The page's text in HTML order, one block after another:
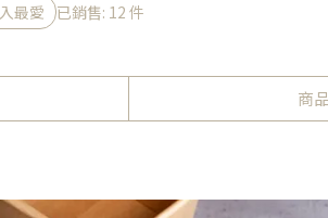
最愛 已銷售: 12 件
商